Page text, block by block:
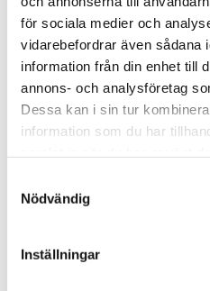
för sociala medier och
vidarebefordrar även sådana
information från din enhet till
annons- och analysföretag
Dessa kan i sin tur
information som du har
Nödvändig
Inställningar
Ditt namn(Obligatoriskt)
Förnamn
Efternamn
Ditt telefonnummer